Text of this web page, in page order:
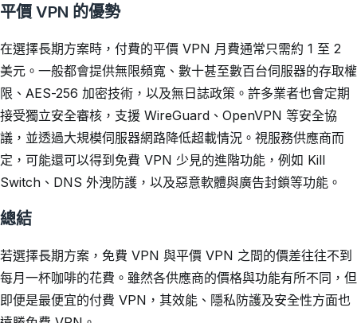
平價 VPN 的優勢
在選擇長期方案時，付費的平價 VPN 月費通常只需約 1 至 2
美元。一般都會提供無限頻寬、數十甚至數百台伺服器的存取權
限、AES-256 加密技術，以及無日誌政策。許多業者也會定期
接受獨立安全審核，支援 WireGuard、OpenVPN 等安全協
議，並透過大規模伺服器網路降低超載情況。視服務供應商而
定，可能還可以得到免費 VPN 少見的進階功能，例如 Kill
Switch、DNS 外洩防護，以及惡意軟體與廣告封鎖等功能。
總結
若選擇長期方案，免費 VPN 與平價 VPN 之間的價差往往不到
每月一杯咖啡的花費。雖然各供應商的價格與功能有所不同，但
即便是最便宜的付費 VPN，其效能、隱私防護及安全性方面也